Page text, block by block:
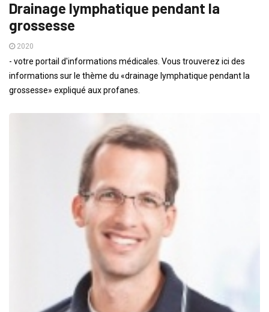
Drainage lymphatique pendant la
grossesse
2020
- votre portail d'informations médicales. Vous trouverez ici des
informations sur le thème du «drainage lymphatique pendant la
grossesse» expliqué aux profanes.